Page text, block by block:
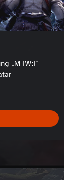
„MHW:I“